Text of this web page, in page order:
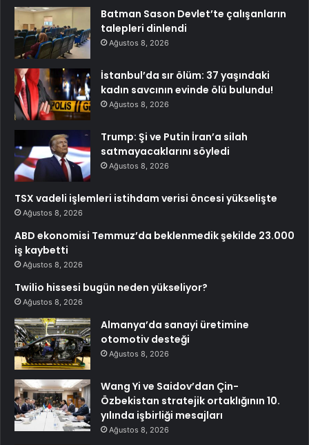
Batman Sason Devlet’te çalışanların
talepleri dinlendi
Ağustos 8, 2026
İstanbul’da sır ölüm: 37 yaşındaki
kadın savcının evinde ölü bulundu!
Ağustos 8, 2026
Trump: Şi ve Putin İran’a silah
satmayacaklarını söyledi
Ağustos 8, 2026
TSX vadeli işlemleri istihdam verisi öncesi yükselişte
Ağustos 8, 2026
ABD ekonomisi Temmuz’da beklenmedik şekilde 23.000
iş kaybetti
Ağustos 8, 2026
Twilio hissesi bugün neden yükseliyor?
Ağustos 8, 2026
Almanya’da sanayi üretimine
otomotiv desteği
Ağustos 8, 2026
Wang Yi ve Saidov’dan Çin-
Özbekistan stratejik ortaklığının 10.
yılında işbirliği mesajları
Ağustos 8, 2026